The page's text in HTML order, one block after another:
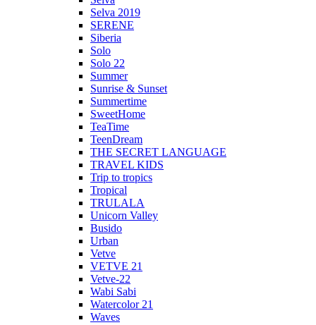
Selva 2019
SERENE
Siberia
Solo
Solo 22
Summer
Sunrise & Sunset
Summertime
SweetHome
TeaTime
TeenDream
THE SECRET LANGUAGE
TRAVEL KIDS
Trip to tropics
Tropical
TRULALA
Unicorn Valley
Busido
Urban
Vetve
VETVE 21
Vetve-22
Wabi Sabi
Watercolor 21
Waves